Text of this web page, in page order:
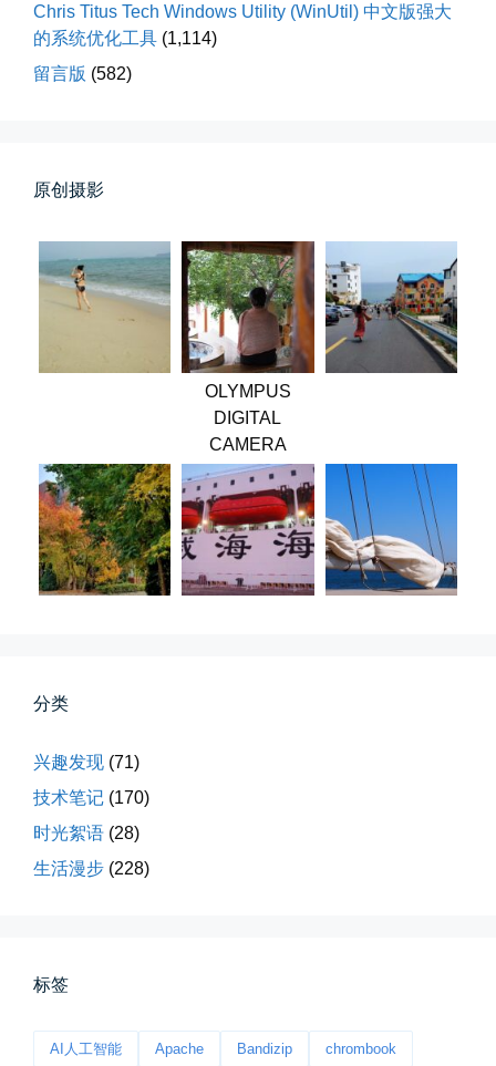
海边散步随手一拍
玻璃橱窗两侧的目光交汇
已记不清多少年，没在社交平台主...
车窗外的风景，辽宁家乡的草木新...
黑龙江的空气质量出乎意料地好，...
Chris Titus Tech Windows Utility (WinUtil) 中文版强大
的系统优化工具 (1,114)
留言版 (582)
原创摄影
OLYMPUS
DIGITAL
CAMERA
分类
兴趣发现 (71)
技术笔记 (170)
时光絮语 (28)
生活漫步 (228)
标签
AI人工智能 Apache Bandizip chrombook